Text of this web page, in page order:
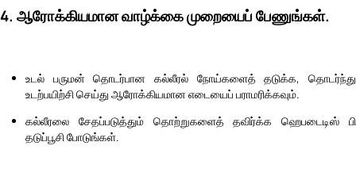
4. ஆரோக்கியமான வாழ்க்கை முறையைப் பேணுங்கள்.
உடல் பருமன் தொடர்பான கல்லீரல் நோய்களைத் தடுக்க, தொடர்ந்து
உடற்பயிற்சி செய்து ஆரோக்கியமான எடையைப் பராமரிக்கவும்.
கல்லீரலை சேதப்படுத்தும் தொற்றுகளைத் தவிர்க்க ஹெபடைடிஸ் பி
தடுப்பூசி போடுங்கள்.